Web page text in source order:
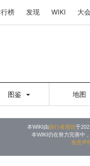
榜 发现 WIKI 大
图鉴 地图
本WIKI由旅行者酒馆于
本WIKI仍在努力完善中
免责声